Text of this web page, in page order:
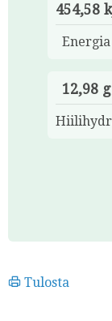
454,58
Energia
12,98 g
Tulosta